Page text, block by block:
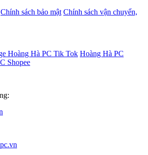
Chính sách bảo mật Chính sách vận chuyển,
Hoàng Hà PC Tik Tok Hoàng Hà PC
Shopee